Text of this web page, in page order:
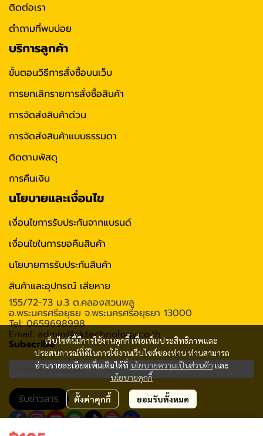
เว็บไซต์นี้มีการใช้งานคุกกี้ เพื่อเพิ่มประสิทธิภาพและ
ประสบการณ์ที่ดีในการใช้งานเว็บไซต์ของท่าน ท่านสามารถ
อ่านรายละเอียดเพิ่มเติมได้ที่ นโยบายความเป็นส่วนตัว และ
นโยบายคุกกี้
ตั้งค่าคุกกี้ ยอมรับทั้งหมด
ติดต่อเรา
ตำถามที่พบบ่อย
บริการลูกค้า
ขั้นตอนวิธีการสั่งซื้อบนเว็บ
การยกเลิกรายการสั่งซื้อสินค้า
การจัดส่งสินค้าด่วน
การจัดส่งสินค้าแบบธรรมดา
ติดตามพัสดุ
การคืนเงิน
นโยบายและเงื่อนไข
เงื่อนไขการรับประกันจากแบรนด์
เงื่อนไขในการขอคืนสินค้า
นโยบายการรับประกันสินค้า
สินค้าและอุปกรณ์ เสียหาย
155/72-73 ม.3 ต.คลองสวนพลู
อ.พระนครศรีอยุธย จ.พระนครศรีอยุธยา 13000
Tel: 0659698998
Email: admin@cktechnology.co.th
Subscribe
รับข่าวสาร